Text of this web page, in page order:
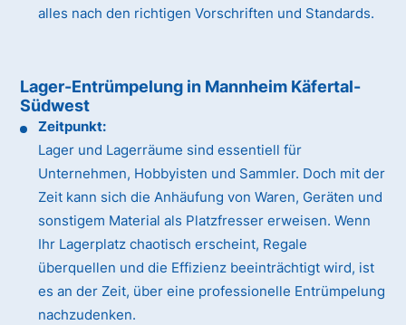
alles nach den richtigen Vorschriften und Standards.
Lager-Entrümpelung in Mannheim Käfertal-
Südwest
Zeitpunkt:
Lager und Lagerräume sind essentiell für
Unternehmen, Hobbyisten und Sammler. Doch mit der
Zeit kann sich die Anhäufung von Waren, Geräten und
sonstigem Material als Platzfresser erweisen. Wenn
Ihr Lagerplatz chaotisch erscheint, Regale
überquellen und die Effizienz beeinträchtigt wird, ist
es an der Zeit, über eine professionelle Entrümpelung
nachzudenken.